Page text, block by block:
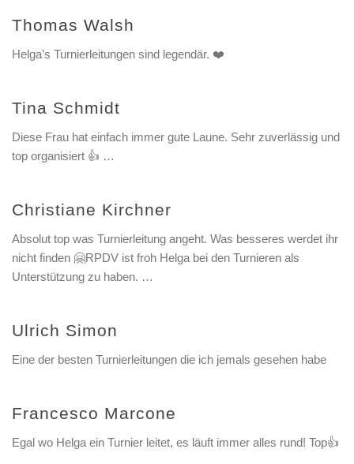
Thomas Walsh
Helga’s Turnierleitungen sind legendär. ❤️
Tina Schmidt
Diese Frau hat einfach immer gute Laune. Sehr zuverlässig und
top organisiert 👍 …
Christiane Kirchner
Absolut top was Turnierleitung angeht. Was besseres werdet ihr
nicht finden 🤗RPDV ist froh Helga bei den Turnieren als
Unterstützung zu haben. …
Ulrich Simon
Eine der besten Turnierleitungen die ich jemals gesehen habe
Francesco Marcone
Egal wo Helga ein Turnier leitet, es läuft immer alles rund! Top👍